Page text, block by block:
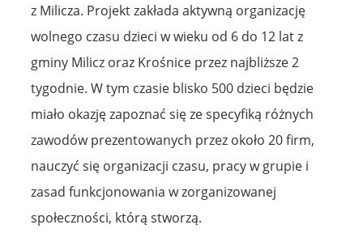
z Milicza. Projekt zakłada aktywną organizację
wolnego czasu dzieci w wieku od 6 do 12 lat z
gminy Milicz oraz Krośnice przez najbliższe 2
tygodnie. W tym czasie blisko 500 dzieci będzie
miało okazję zapoznać się ze specyfiką różnych
zawodów prezentowanych przez około 20 firm,
nauczyć się organizacji czasu, pracy w grupie i
zasad funkcjonowania w zorganizowanej
społeczności, którą stworzą.